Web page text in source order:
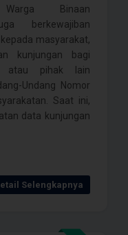
Binaan
berkewajiban
masyarakat,
kunjungan bagi
atau pihak lain
Undang Nomor
Saat ini,
data kunjungan
Selengkapnya